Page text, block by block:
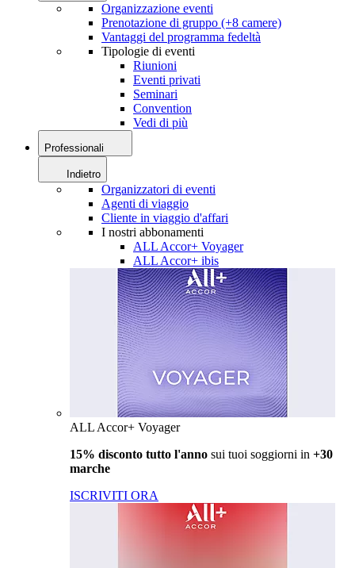
Organizzazione eventi
Prenotazione di gruppo (+8 camere)
Vantaggi del programma fedeltà
Tipologie di eventi
Riunioni
Eventi privati
Seminari
Convention
Vedi di più
Professionali
Indietro
Organizzatori di eventi
Agenti di viaggio
Cliente in viaggio d'affari
I nostri abbonamenti
ALL Accor+ Voyager
ALL Accor+ ibis
ALL Accor+ Voyager
15% disconto tutto l'anno sui tuoi soggiorni in +30
marche
ISCRIVITI ORA